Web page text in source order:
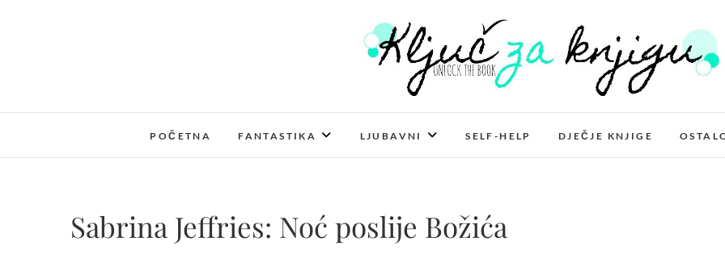
o
Ključ za knjigu
POČETNA FANTASTIKA LJUBAVNI SELF-HELP DJEČJE KNJIGE
Sabrina Jeffries: Noć poslije Božića